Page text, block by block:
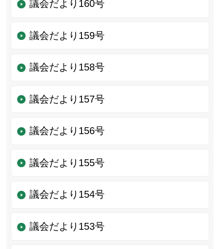
議会だより160号
議会だより159号
議会だより158号
議会だより157号
議会だより156号
議会だより155号
議会だより154号
議会だより153号